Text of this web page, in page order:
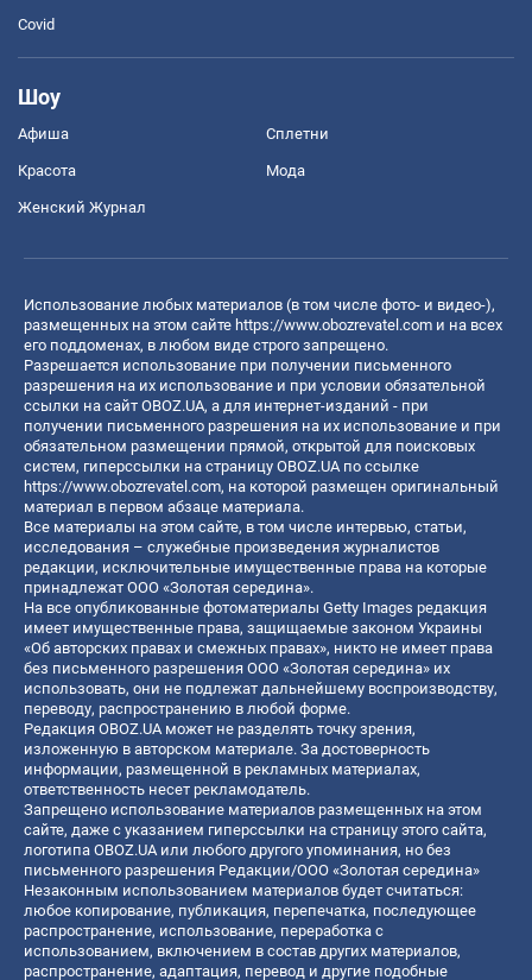
Covid
Шоу
Афиша Сплетни
Красота Мода
Женский Журнал
Использование любых материалов (в том числе фото- и видео-),
размещенных на этом сайте https://www.obozrevatel.com и на всех
его поддоменах, в любом виде строго запрещено.
Разрешается использование при получении письменного
разрешения на их использование и при условии обязательной
ссылки на сайт OBOZ.UA, а для интернет-изданий - при
получении письменного разрешения на их использование и при
обязательном размещении прямой, открытой для поисковых
систем, гиперссылки на страницу OBOZ.UA по ссылке
https://www.obozrevatel.com, на которой размещен оригинальный
материал в первом абзаце материала.
Все материалы на этом сайте, в том числе интервью, статьи,
исследования – служебные произведения журналистов
редакции, исключительные имущественные права на которые
принадлежат ООО «Золотая середина».
На все опубликованные фотоматериалы Getty Images редакция
имеет имущественные права, защищаемые законом Украины
«Об авторских правах и смежных правах», никто не имеет права
без письменного разрешения ООО «Золотая середина» их
использовать, они не подлежат дальнейшему воспроизводству,
переводу, распространению в любой форме.
Редакция OBOZ.UA может не разделять точку зрения,
изложенную в авторском материале. За достоверность
информации, размещенной в рекламных материалах,
ответственность несет рекламодатель.
Запрещено использование материалов размещенных на этом
сайте, даже с указанием гиперссылки на страницу этого сайта,
логотипа OBOZ.UA или любого другого упоминания, но без
письменного разрешения Редакции/ООО «Золотая середина»
Незаконным использованием материалов будет считаться:
любое копирование, публикация, перепечатка, последующее
распространение, использование, переработка с
использованием, включением в состав других материалов,
распространение, адаптация, перевод и другие подобные